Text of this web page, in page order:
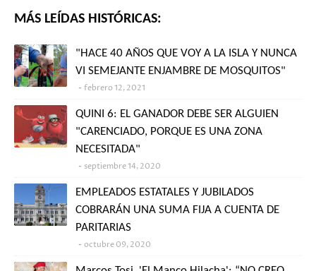
MÁS LEÍDAS HISTÓRICAS:
"HACE 40 AÑOS QUE VOY A LA ISLA Y NUNCA
VI SEMEJANTE ENJAMBRE DE MOSQUITOS"
febrero 12, 2021
QUINI 6: EL GANADOR DEBE SER ALGUIEN
"CARENCIADO, PORQUE ES UNA ZONA
NECESITADA"
septiembre 14, 2020
EMPLEADOS ESTATALES Y JUBILADOS
COBRARÁN UNA SUMA FIJA A CUENTA DE
PARITARIAS
octubre 09, 2020